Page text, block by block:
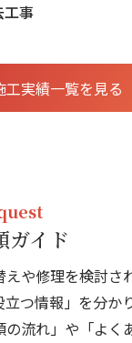
工事
工実績一覧を見る
ガイド
や修理を検討さ
立つ情報」を分か
流れ」や「よく